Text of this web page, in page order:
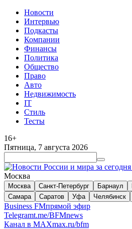
Новости
Интервью
Подкасты
Компании
Финансы
Политика
Общество
Право
Авто
Недвижимость
IT
Стиль
Тесты
16+
Пятница, 7 августа 2026
Москва
Москва Санкт-Петербург Барнаул
Самара
Саратов Уфа Челябинск
Business FMпрямой эфир
Telegramt.me/BFMnews
Канал в MAXmax.ru/bfm